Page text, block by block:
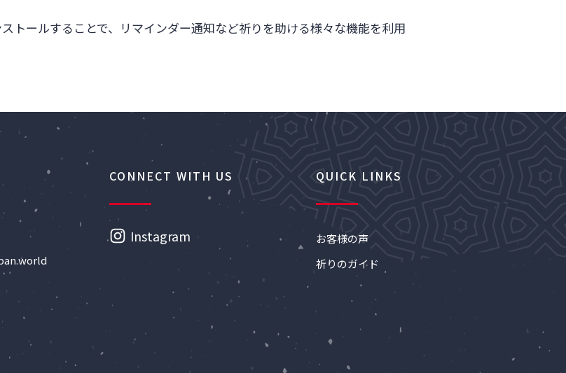
トールすることで、リマインダー通知など祈りを助ける様々な機能を利用
CONNECT WITH US
Instagram
QUICK LINKS
お客様の声
祈りのガイド